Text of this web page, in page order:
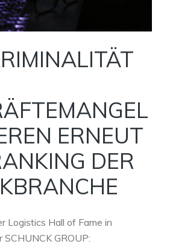
ERNEUT
DER
Logistics Hall of Fame in
GROUP: